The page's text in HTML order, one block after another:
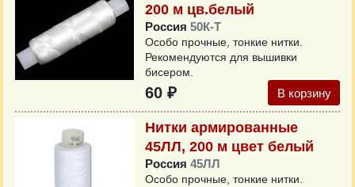
200 м цв.белый
Россия 50К-Т
Особо прочные, тонкие нитки.
Рекомендуются для вышивки
бисером.
60 ₽ В корзину
Нитки армированные
45ЛЛ, 200 м цвет белый
Россия 45ЛЛ
Особо прочные, тонкие нитки.